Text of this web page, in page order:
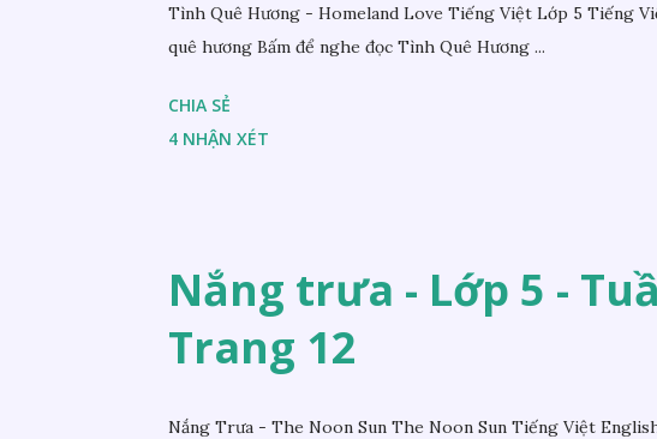
Tình Quê Hương - Homeland Love Tiếng Việt Lớp 5 Tiếng
quê hương Bấm để nghe đọc Tình Quê Hương ...
CHIA SẺ
4 NHẬN XÉT
Nắng trưa - Lớp 5 -
Trang 12
Nắng Trưa - The Noon Sun The Noon Sun Tiếng Việt